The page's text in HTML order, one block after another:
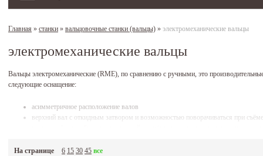
Главная » станки » вальцовочные станки (вальцы) » электромеханические вальцы
электромеханические вальцы
Вальцы электромеханические (RME), по сравнению с ручными, это
следующие оснащение:
асимметричное расположение валов
верхний вал с откидным затвором и возможностью поворачиваться при
точная установка заднего вала при помощи ходового винта с цифровой
На странице 6 15 30 45 все